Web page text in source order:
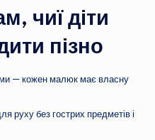
чиї діти
пізно
— кожен малюк має власну
руху без гострих предметів і